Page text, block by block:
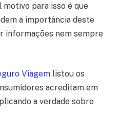
para isso é que
a importância deste
informações nem sempre
Viagem listou os
acreditam em
a verdade sobre